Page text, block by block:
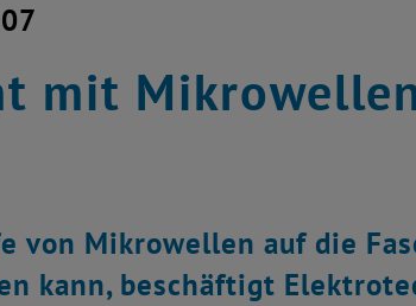
mit
von Mikrowellen auf die
kann, beschäftigt